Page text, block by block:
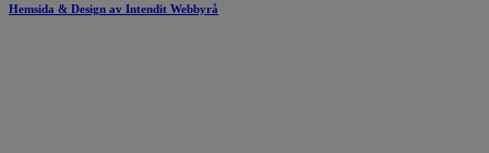
Hemsida & Design av Intendit Webbyrå